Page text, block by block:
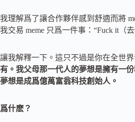
我理解爲了讓合作夥伴感到舒適而將
我交易 meme 只爲一件事：“Fuck it（
讓我解釋一下。這只不過是你在全世
有。我父母那一代人的夢想是擁有一
夢想是成爲億萬富翁科技創始人。
爲什麽？